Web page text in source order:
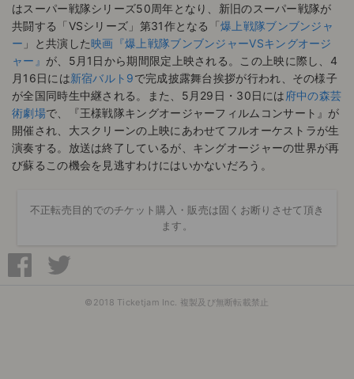
はスーパー戦隊シリーズ50周年となり、新旧のスーパー戦隊が
共闘する「VSシリーズ」第31作となる「爆上戦隊ブンブンジャ
ー 」と共演した映画『爆上戦隊ブンブンジャーVSキングオージ
ャー』 が、5月1日から期間限定上映される。この上映に際し、4
月16日には新宿バルト9で完成披露舞台挨拶が行われ、その様子
が全国同時生中継される。また、5月29日・30日には府中の森芸
術劇場で、『王様戦隊キングオージャーフィルムコンサート』が
開催され、大スクリーンの上映にあわせてフルオーケストラが生
演奏する。放送は終了しているが、キングオージャーの世界が再
び蘇るこの機会を見逃すわけにはいかないだろう。
不正転売目的でのチケット購入・販売は固くお断りさせて頂き
ます。
©2018 Ticketjam Inc. 複製及び無断転載禁止